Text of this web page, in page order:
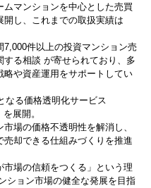
ムマンションを中心とした売買
開し、これまでの取扱実績は
7,000件以上の投資マンション売
する相談 が寄せられており、多
略や資産運用をサポートしてい
なる価格透明化サービス
展開。
場の価格不透明性を解消し、
売却できる仕組みづくりを推進
市場の信頼をつくる」という理
ション市場の健全な発展を目指